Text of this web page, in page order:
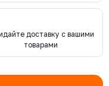
доставку с вашими
товарами